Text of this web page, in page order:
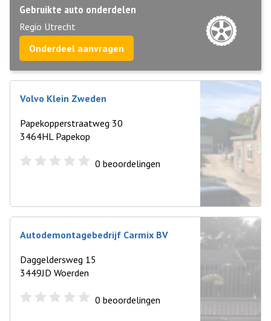
Gebruikte auto onderdelen
Regio Utrecht
Onderdeel aanvragen
Volvo Klein Zweden
Papekopperstraatweg 30
3464HL Papekop
0 beoordelingen
Autodemontagebedrijf Carmix BV
Daggeldersweg 15
3449JD Woerden
0 beoordelingen